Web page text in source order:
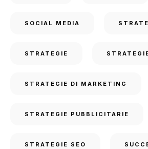
SOCIAL MEDIA
STRATEGIE
STRATEGIE DI MARKETING
STRATEGIE PUBBLICITARIE
STRATEGIE SEO